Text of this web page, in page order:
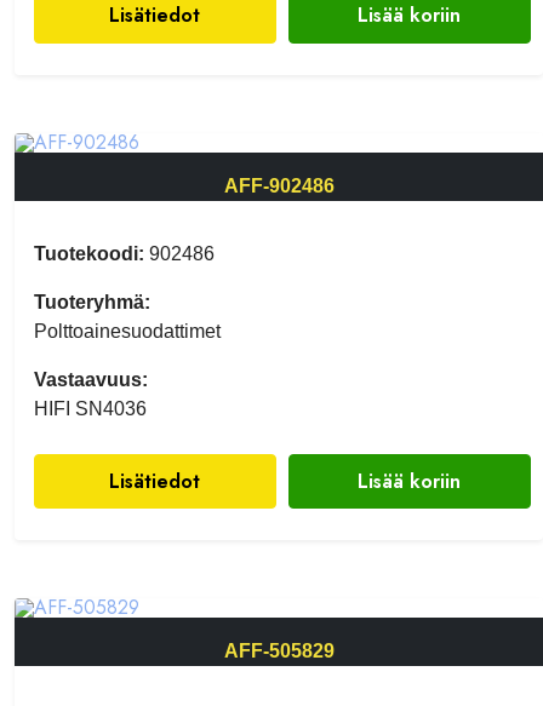
Lisätiedot Lisää koriin
AFF-902486
Tuotekoodi: 902486
Tuoteryhmä:
Polttoainesuodattimet
Vastaavuus:
HIFI SN4036
Lisätiedot Lisää koriin
AFF-505829